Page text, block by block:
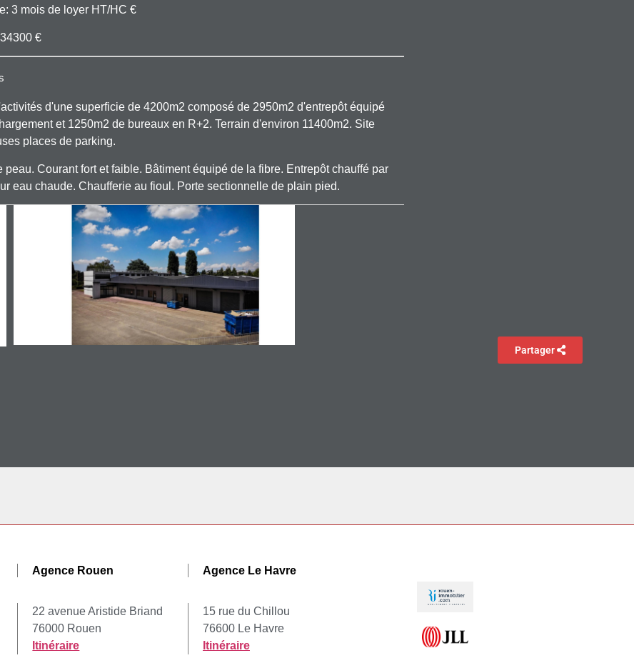
3 mois de loyer HT/HC €
€
d'une superficie de 4200m2 composé de 2950m2 d'entrepôt équipé
et 1250m2 de bureaux en R+2. Terrain d'environ 11400m2. Site
places de parking.
peau. Courant fort et faible. Bâtiment équipé de la fibre. Entrepôt chauffé par
eau chaude. Chaufferie au fioul. Porte sectionnelle de plain pied.
Partager
Agence Rouen
22 avenue Aristide Briand
76000 Rouen
Itinéraire
Agence Le Havre
15 rue du Chillou
76600 Le Havre
Itinéraire